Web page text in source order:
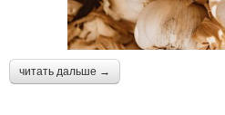
читать дальше →